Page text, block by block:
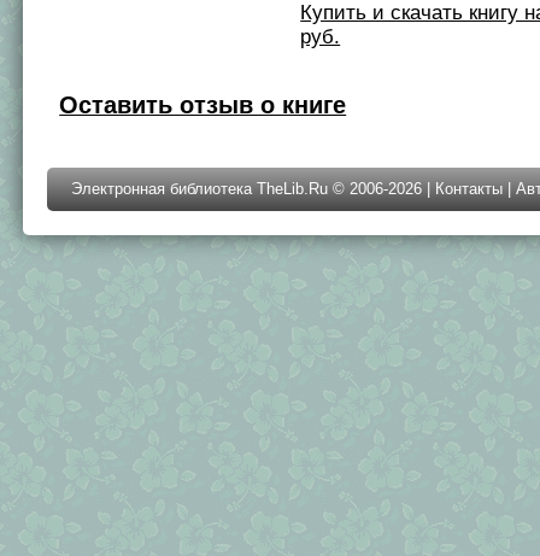
Купить и скачать книгу
руб.
Оставить отзыв о книге
Электронная библиотека TheLib.Ru © 2006-2026 | Контакты |